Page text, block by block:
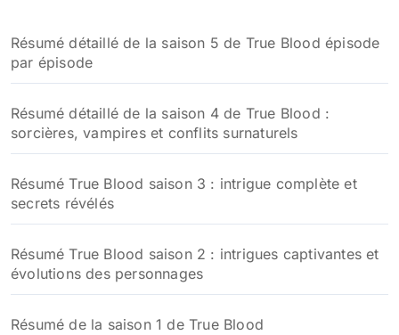
Résumé détaillé de la saison 5 de True Blood épisode
par épisode
Résumé détaillé de la saison 4 de True Blood :
sorcières, vampires et conflits surnaturels
Résumé True Blood saison 3 : intrigue complète et
secrets révélés
Résumé True Blood saison 2 : intrigues captivantes et
évolutions des personnages
Résumé de la saison 1 de True Blood